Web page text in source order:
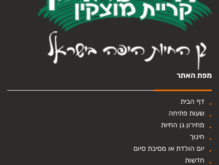
מפת האתר
דף הבית
שעות פתיחה
מחירון גן החיות
חינוך
יום הולדת או מסיבת סיום
חדשות